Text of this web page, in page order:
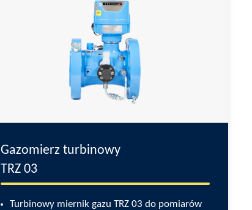
Gazomierz turbinowy
TRZ 03
Turbinowy miernik gazu TRZ 03 do pomiarów